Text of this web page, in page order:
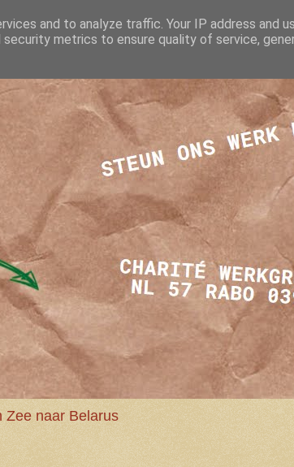
Zee naar Belarus
and to analyze traffic. Your IP address and
metrics to ensure quality of service,